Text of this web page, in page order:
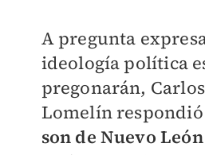
A pregunta
ideología política
pregonarán,
Lomelín
son de Nuevo